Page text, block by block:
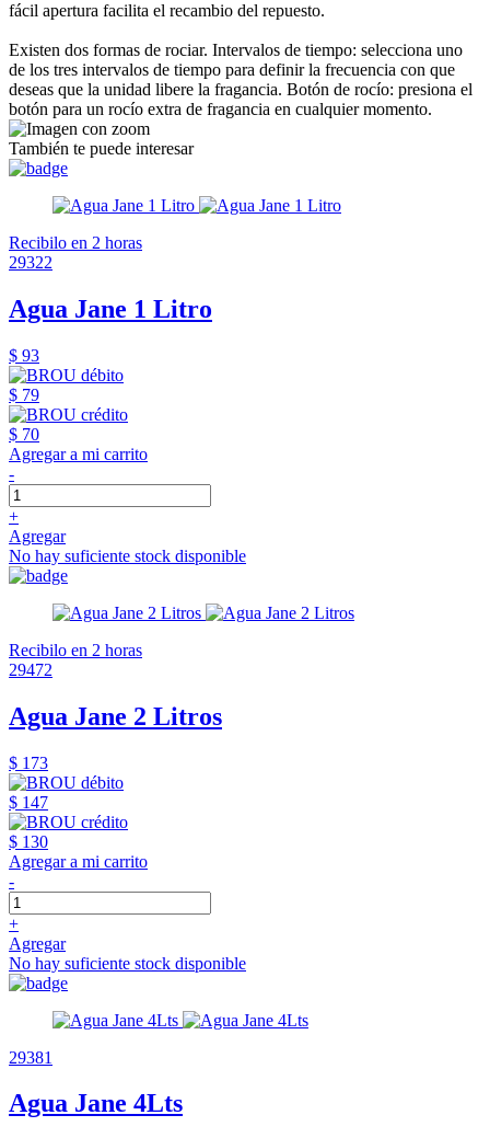
fácil apertura facilita el recambio del repuesto.
Existen dos formas de rociar. Intervalos de tiempo: selecciona uno
de los tres intervalos de tiempo para definir la frecuencia con que
deseas que la unidad libere la fragancia. Botón de rocío: presiona el
botón para un rocío extra de fragancia en cualquier momento.
También te puede interesar
Recibilo en 2 horas
29322
Agua Jane 1 Litro
$ 93
$ 79
$ 70
Agregar a mi carrito
-
+
Agregar
No hay suficiente stock disponible
Recibilo en 2 horas
29472
Agua Jane 2 Litros
$ 173
$ 147
$ 130
Agregar a mi carrito
-
+
Agregar
No hay suficiente stock disponible
29381
Agua Jane 4Lts